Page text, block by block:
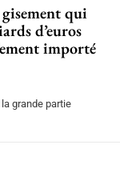
qui
d’euros
importé
grande partie